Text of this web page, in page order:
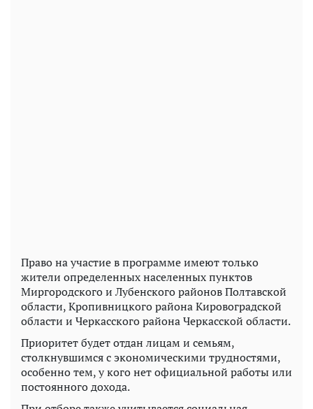
Право на участие в программе имеют только
жители определенных населенных пунктов
Миргородского и Лубенского районов Полтавской
области, Кропивницкого района Кировоградской
области и Черкасского района Черкасской области.
Приоритет будет отдан лицам и семьям,
столкнувшимся с экономическими трудностями,
особенно тем, у кого нет официальной работы или
постоянного дохода.